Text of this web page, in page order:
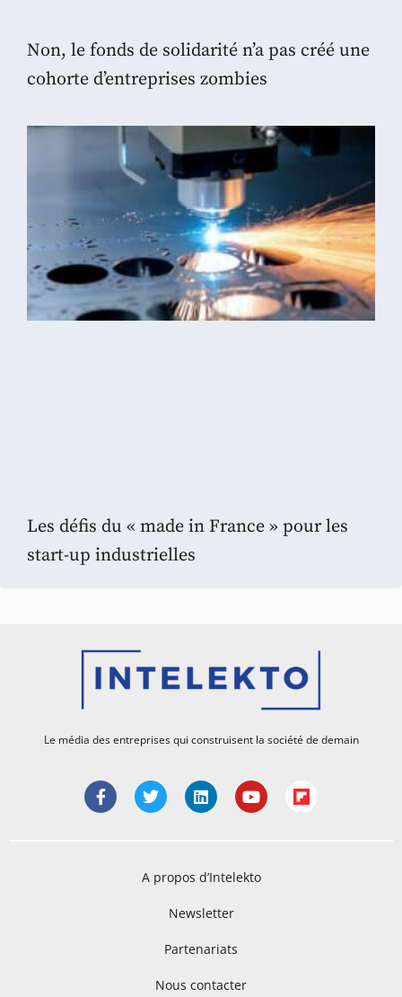
Non, le fonds de solidarité n’a pas créé une
cohorte d’entreprises zombies
Les défis du « made in France » pour les
start-up industrielles
Le média des entreprises qui construisent la société de demain
A propos d’Intelekto
Newsletter
Partenariats
Nous contacter